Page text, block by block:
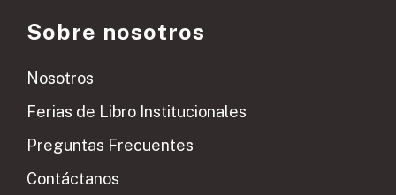
Sobre nosotros
Nosotros
Ferias de Libro Institucionales
Preguntas Frecuentes
Contáctanos